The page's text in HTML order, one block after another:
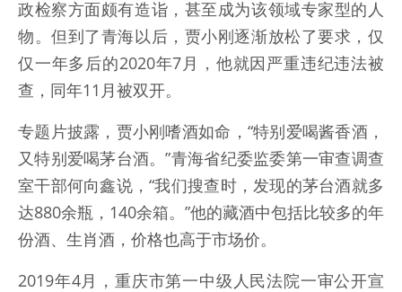
政检察方面颇有造诣，甚至成为该领域专家型的人
物。但到了青海以后，贾小刚逐渐放松了要求，仅
仅一年多后的2020年7月，他就因严重违纪违法被
查，同年11月被双开。
专题片披露，贾小刚嗜酒如命，“特别爱喝酱香酒，
又特别爱喝茅台酒。”青海省纪委监委第一审查调查
室干部何向鑫说，“我们搜查时，发现的茅台酒就多
达880余瓶，140余箱。”他的藏酒中包括比较多的年
份酒、生肖酒，价格也高于市场价。
2019年4月，重庆市第一中级人民法院一审公开宣